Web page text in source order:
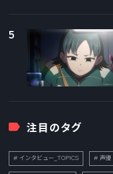
5
注目のタグ
インタビュー_TOPICS 声優